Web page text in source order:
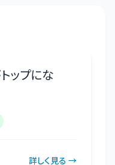
ップにな
詳しく見る →